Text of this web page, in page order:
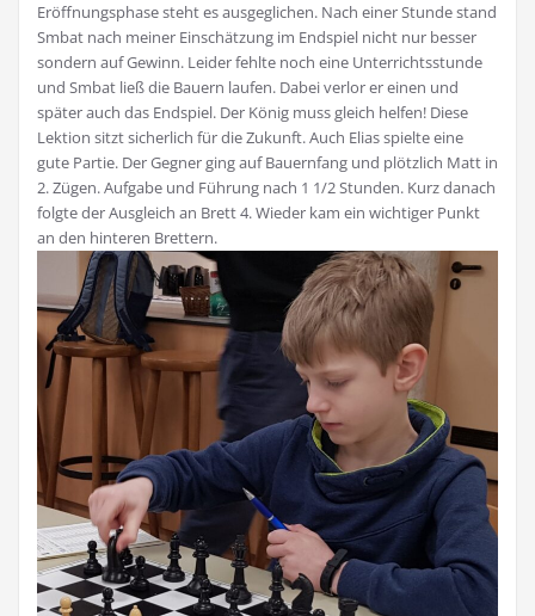
Eröffnungsphase steht es ausgeglichen. Nach einer Stunde stand
Smbat nach meiner Einschätzung im Endspiel nicht nur besser
sondern auf Gewinn. Leider fehlte noch eine Unterrichtsstunde
und Smbat ließ die Bauern laufen. Dabei verlor er einen und
später auch das Endspiel. Der König muss gleich helfen! Diese
Lektion sitzt sicherlich für die Zukunft. Auch Elias spielte eine
gute Partie. Der Gegner ging auf Bauernfang und plötzlich Matt in
2. Zügen. Aufgabe und Führung nach 1 1/2 Stunden. Kurz danach
folgte der Ausgleich an Brett 4. Wieder kam ein wichtiger Punkt
an den hinteren Brettern.